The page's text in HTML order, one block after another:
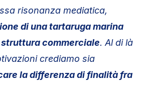
risonanza mediatica,
di una tartaruga marina
struttura commerciale. Al di là
crediamo sia
la differenza di finalità fra